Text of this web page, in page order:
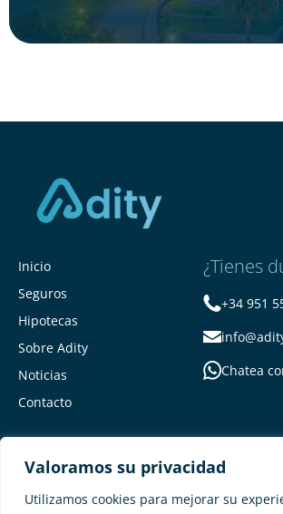
Valoramos su privacidad
Utilizamos cookies para mejorar su
Inicio
Seguros
Hipotecas
Sobre Adity
Noticias
Contacto
¿Tienes
+34 951
Chatea